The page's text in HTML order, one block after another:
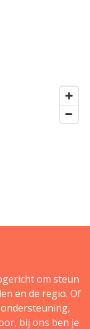
om steun
en de regio. Of
bij ons ben je